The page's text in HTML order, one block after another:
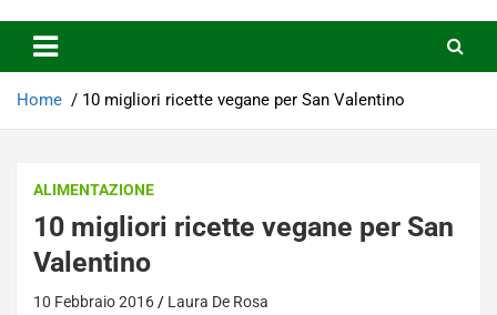
Ecoo.it
Home 10 migliori ricette vegane per San Valentino
ALIMENTAZIONE
10 migliori ricette vegane per San
Valentino
10 Febbraio 2016 Laura De Rosa